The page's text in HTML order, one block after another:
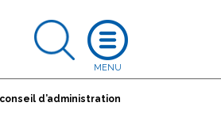
d’administration